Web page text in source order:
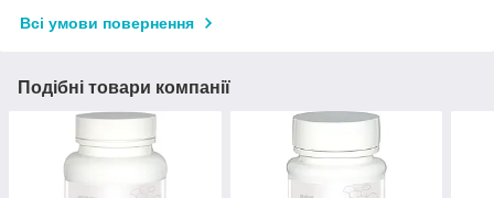
Всі умови повернення
Подібні товари компанії